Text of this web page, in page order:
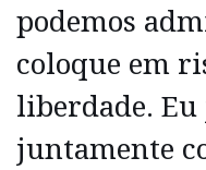
podemos
coloque em
liberdade.
juntamente